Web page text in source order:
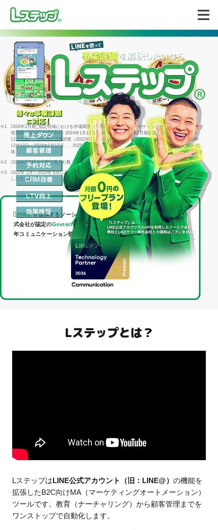
を提供するソーシャルデータバンク株式会社は、
LINEヤフー株
式会社が認定のGovtech Partnerであり、Technology Partner（2026
年コミュニケーション部門・最上位「Premier」）に認定されました。
※1
2026年1月期_指定領域における市場調査 ｜ 調査機関：日本マーケティングリサーチ機構 ｜ 調
査期間：2023年12月12日～2024年1月12日 ｜ 4年連続＝2022年2月期調査（同年1月25日～2月
12日実施）、2023年1月期調査（2022年11月29日～1月16日実施）、2024年1月期調査（2023年
12月12日～2024年1月12日）、2025年1月期調査（2024年12月23日～2025年1月15日）に続く結
果
※2 2026年3月時点の累計導入社数
※3
2022年 2月～2025年 8月に回答した個別相談サポートアンケート1316件のうち「満足」と回答
した方の割合
Lステップとは？
LステップはLINE公式アカウント（旧：LINE@） の機能を
拡張したB2C向けMA（マーケティングオートメーション）
ツールです。教育（ナーチャリング）から顧客管理までを
ワンストップで自動化します。